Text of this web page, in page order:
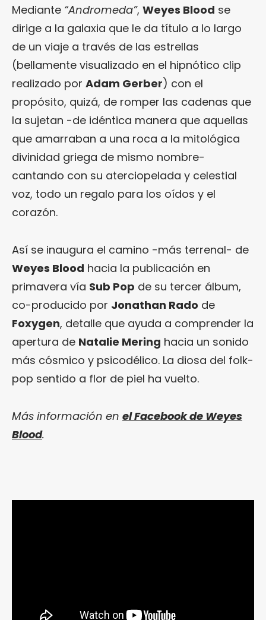
Mediante “Andromeda”, Weyes Blood se
dirige a la galaxia que le da título a lo largo
de un viaje a través de las estrellas
(bellamente visualizado en el hipnótico clip
realizado por Adam Gerber) con el
propósito, quizá, de romper las cadenas que
la sujetan -de idéntica manera que aquellas
que amarraban a una roca a la mitológica
divinidad griega de mismo nombre-
cantando con su aterciopelada y celestial
voz, todo un regalo para los oídos y el
corazón.
Así se inaugura el camino -más terrenal- de
Weyes Blood hacia la publicación en
primavera vía Sub Pop de su tercer álbum,
co-producido por Jonathan Rado de
Foxygen, detalle que ayuda a comprender la
apertura de Natalie Mering hacia un sonido
más cósmico y psicodélico. La diosa del folk-
pop sentido a flor de piel ha vuelto.
Más información en el Facebook de Weyes
Blood.